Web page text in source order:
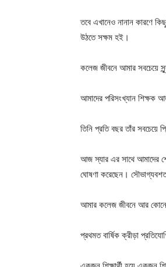
তবে এখানেও নানান কারণে
উঠতে সক্ষম হই।
কলেজ জীবনে আমার সবচেয়ে
আমাদের পরিসংখ্যান শিক্ষক
তিনি প্রতি বছর তাঁর
আজ স্যার এর সাথে আমাদের
ঘোষণা করেছেন।
আমার কলেজ জীবনে আর কোনো
প্রথমত বার্ষিক ক্রীড়া